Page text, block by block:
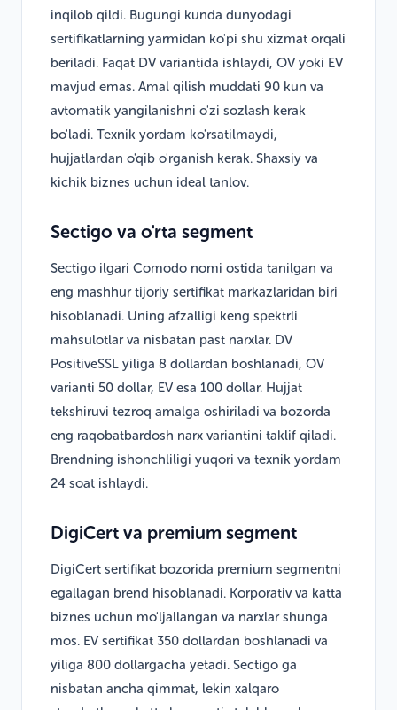
inqilob qildi. Bugungi kunda dunyodagi
sertifikatlarning yarmidan ko'pi shu xizmat orqali
beriladi. Faqat DV variantida ishlaydi, OV yoki EV
mavjud emas. Amal qilish muddati 90 kun va
avtomatik yangilanishni o'zi sozlash kerak
bo'ladi. Texnik yordam ko'rsatilmaydi,
hujjatlardan o'qib o'rganish kerak. Shaxsiy va
kichik biznes uchun ideal tanlov.
Sectigo va o'rta segment
Sectigo ilgari Comodo nomi ostida tanilgan va
eng mashhur tijoriy sertifikat markazlaridan biri
hisoblanadi. Uning afzalligi keng spektrli
mahsulotlar va nisbatan past narxlar. DV
PositiveSSL yiliga 8 dollardan boshlanadi, OV
varianti 50 dollar, EV esa 100 dollar. Hujjat
tekshiruvi tezroq amalga oshiriladi va bozorda
eng raqobatbardosh narx variantini taklif qiladi.
Brendning ishonchliligi yuqori va texnik yordam
24 soat ishlaydi.
DigiCert va premium segment
DigiCert sertifikat bozorida premium segmentni
egallagan brend hisoblanadi. Korporativ va katta
biznes uchun mo'ljallangan va narxlar shunga
mos. EV sertifikat 350 dollardan boshlanadi va
yiliga 800 dollargacha yetadi. Sectigo ga
nisbatan ancha qimmat, lekin xalqaro